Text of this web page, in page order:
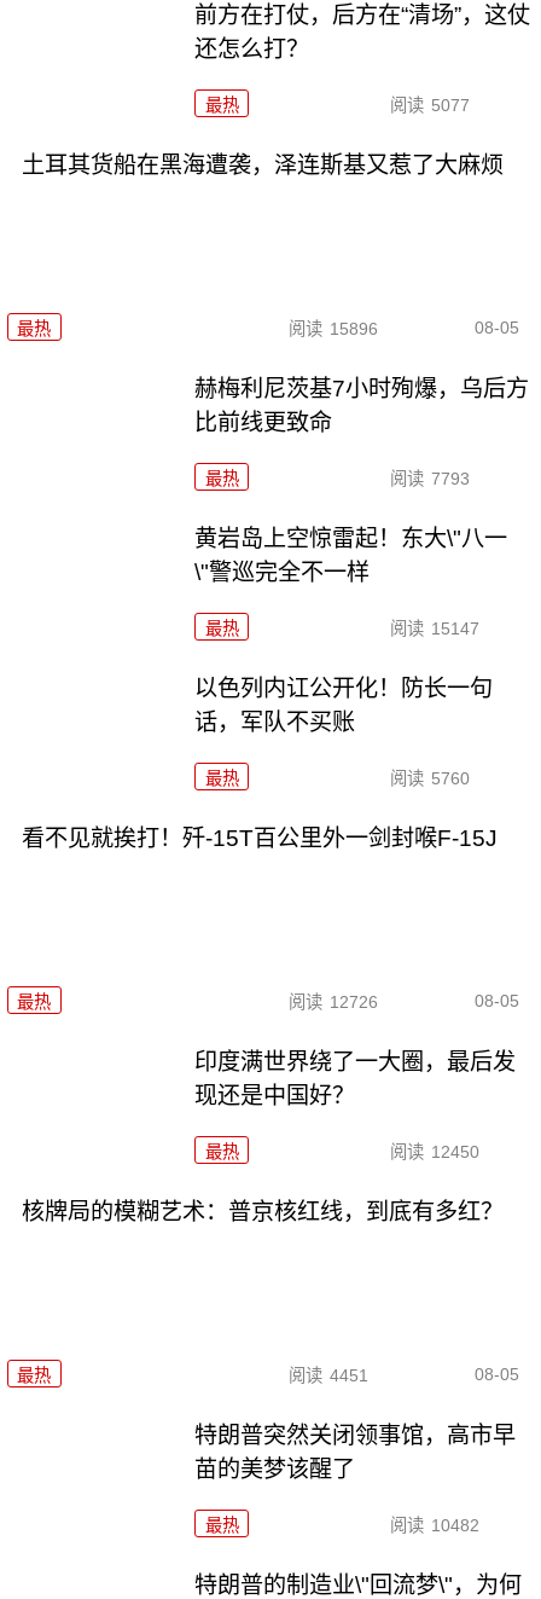
前方在打仗，后方在“清场”，这仗
还怎么打？
最热 阅读 5077
土耳其货船在黑海遭袭，泽连斯基又惹了大麻烦
最热 阅读 15896 08-05
赫梅利尼茨基7小时殉爆，乌后方
比前线更致命
最热 阅读 7793
黄岩岛上空惊雷起！东大\"八一
\"警巡完全不一样
最热 阅读 15147
以色列内讧公开化！防长一句
话，军队不买账
最热 阅读 5760
看不见就挨打！歼-15T百公里外一剑封喉F-15J
最热 阅读 12726 08-05
印度满世界绕了一大圈，最后发
现还是中国好？
最热 阅读 12450
核牌局的模糊艺术：普京核红线，到底有多红？
最热 阅读 4451 08-05
特朗普突然关闭领事馆，高市早
苗的美梦该醒了
最热 阅读 10482
特朗普的制造业\"回流梦\"，为何